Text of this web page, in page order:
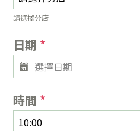
請選擇分店
日期 *
時間 *
10:00